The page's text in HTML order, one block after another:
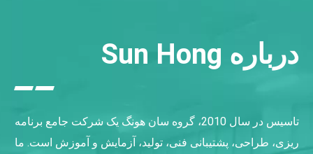
درباره Sun Hong
تاسیس در سال 2010، گروه سان هونگ یک شرکت جامع برنامه
ریزی، طراحی، پشتیبانی فنی، تولید، آزمایش و آموزش است. ما